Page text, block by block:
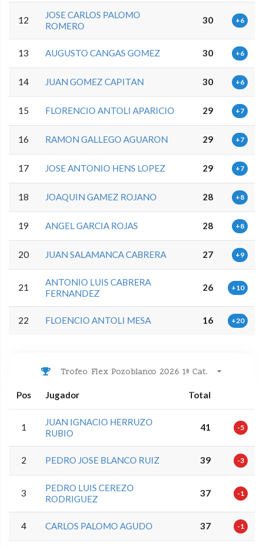
12
JOSE CARLOS PALOMO
ROMERO
30 +6
13 AUGUSTO CANGAS GOMEZ 30 +6
14 JUAN GOMEZ CAPITAN 30 +6
15 FLORENCIO ANTOLI APARICIO 29 +7
16 RAMON GALLEGO AGUARON 29 +7
17 JOSE ANTONIO HENS LOPEZ 29 +7
18 JOAQUIN GAMEZ ROJANO 28 +8
19 ANGEL GARCIA ROJAS 28 +8
20 JUAN SALAMANCA CABRERA 27 +9
21
ANTONIO LUIS CABRERA
FERNANDEZ
26 +10
22 FLOENCIO ANTOLI MESA 16 +20
Trofeo Flex Pozoblanco 2026 1ª Cat.
Pos Jugador Total
1
JUAN IGNACIO HERRUZO
RUBIO
41 -5
2 PEDRO JOSE BLANCO RUIZ 39 -3
3
PEDRO LUIS CEREZO
RODRIGUEZ
37 -1
4 CARLOS PALOMO AGUDO 37 -1